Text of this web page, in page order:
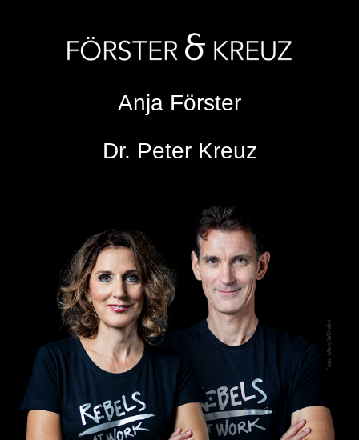
Anja Förster
Dr. Peter Kreuz